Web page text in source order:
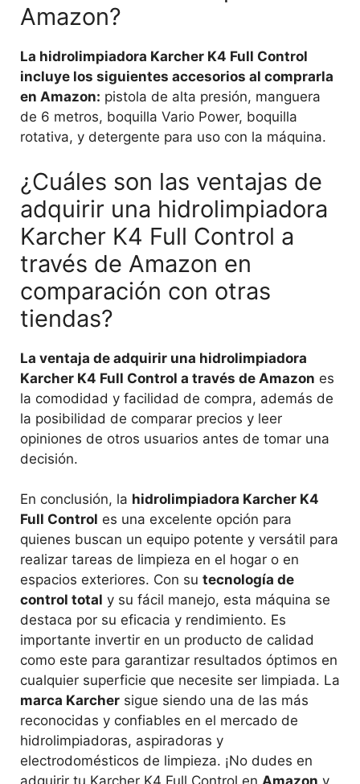
Amazon?
La hidrolimpiadora Karcher K4 Full Control
incluye los siguientes accesorios al comprarla
en Amazon: pistola de alta presión, manguera
de 6 metros, boquilla Vario Power, boquilla
rotativa, y detergente para uso con la máquina.
¿Cuáles son las ventajas de
adquirir una hidrolimpiadora
Karcher K4 Full Control a
través de Amazon en
comparación con otras
tiendas?
La ventaja de adquirir una hidrolimpiadora
Karcher K4 Full Control a través de Amazon es
la comodidad y facilidad de compra, además de
la posibilidad de comparar precios y leer
opiniones de otros usuarios antes de tomar una
decisión.
En conclusión, la hidrolimpiadora Karcher K4
Full Control es una excelente opción para
quienes buscan un equipo potente y versátil para
realizar tareas de limpieza en el hogar o en
espacios exteriores. Con su tecnología de
control total y su fácil manejo, esta máquina se
destaca por su eficacia y rendimiento. Es
importante invertir en un producto de calidad
como este para garantizar resultados óptimos en
cualquier superficie que necesite ser limpiada. La
marca Karcher sigue siendo una de las más
reconocidas y confiables en el mercado de
hidrolimpiadoras, aspiradoras y
electrodomésticos de limpieza. ¡No dudes en